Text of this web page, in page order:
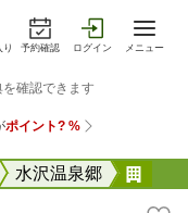
り 予約確認 ログイン メニュー
水沢温泉郷